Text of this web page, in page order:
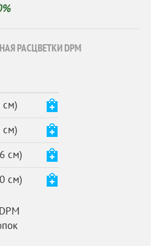
РАСЦВЕТКИ DPM
см)
см)
см)
см)